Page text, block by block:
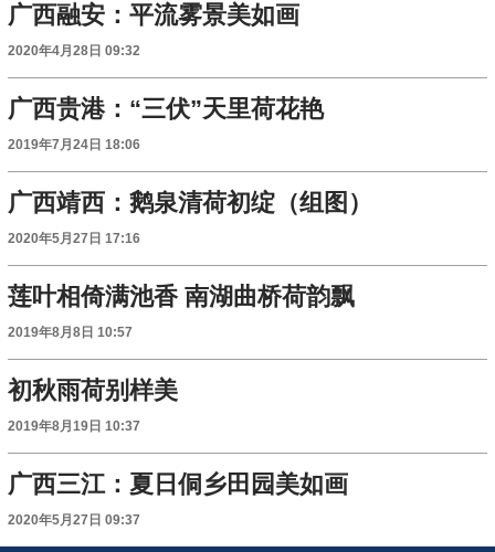
广西融安：平流雾景美如画
2020年4月28日 09:32
广西贵港：“三伏”天里荷花艳
2019年7月24日 18:06
广西靖西：鹅泉清荷初绽（组图）
2020年5月27日 17:16
莲叶相倚满池香 南湖曲桥荷韵飘
2019年8月8日 10:57
初秋雨荷别样美
2019年8月19日 10:37
广西三江：夏日侗乡田园美如画
2020年5月27日 09:37